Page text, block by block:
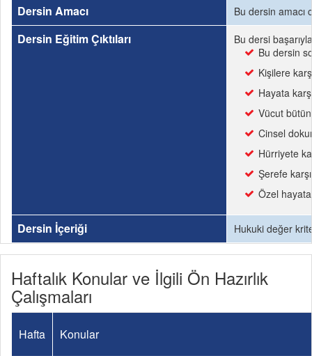
Dersin Amacı Bu dersin amacı
Dersin Eğitim Çıktıları
Bu dersi
Bu dersin
Kişilere
Hayata
Vücut
Cinsel
Hürriyete
Şerefe
Özel
Dersin İçeriği Hukuki değer
Haftalık Konular ve İlgili Ön Hazırlık
Çalışmaları
Hafta Konular